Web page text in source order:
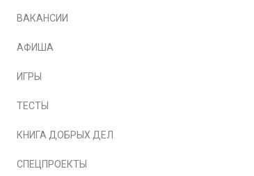
ВАКАНСИИ
АФИША
ИГРЫ
ТЕСТЫ
КНИГА ДОБРЫХ ДЕЛ
СПЕЦПРОЕКТЫ